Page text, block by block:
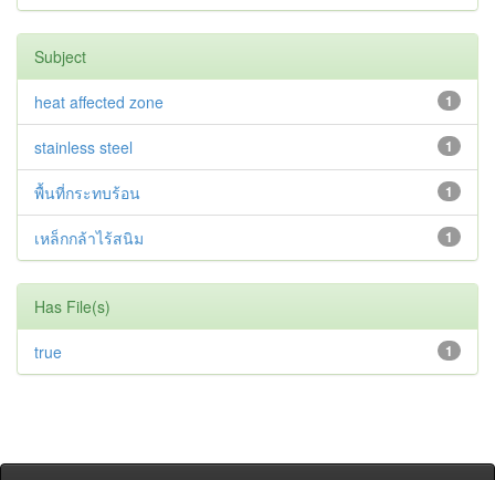
Subject
1
heat affected zone
1
stainless steel
1
พื้นที่กระทบร้อน
1
เหล็กกล้าไร้สนิม
Has File(s)
1
true